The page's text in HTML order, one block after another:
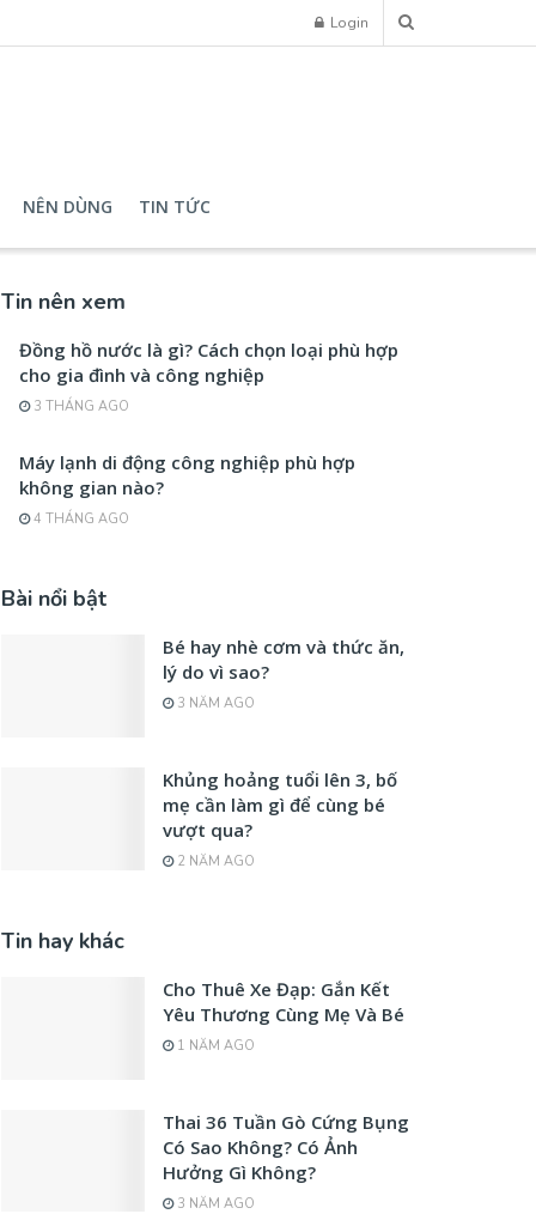
Login
NÊN DÙNG TIN TỨC
Tin nên xem
Đồng hồ nước là gì? Cách chọn loại phù hợp
cho gia đình và công nghiệp
3 THÁNG AGO
Máy lạnh di động công nghiệp phù hợp
không gian nào?
4 THÁNG AGO
Bài nổi bật
Bé hay nhè cơm và thức ăn,
lý do vì sao?
3 NĂM AGO
Khủng hoảng tuổi lên 3, bố
mẹ cần làm gì để cùng bé
vượt qua?
2 NĂM AGO
Tin hay khác
Cho Thuê Xe Đạp: Gắn Kết
Yêu Thương Cùng Mẹ Và Bé
1 NĂM AGO
Thai 36 Tuần Gò Cứng Bụng
Có Sao Không? Có Ảnh
Hưởng Gì Không?
3 NĂM AGO